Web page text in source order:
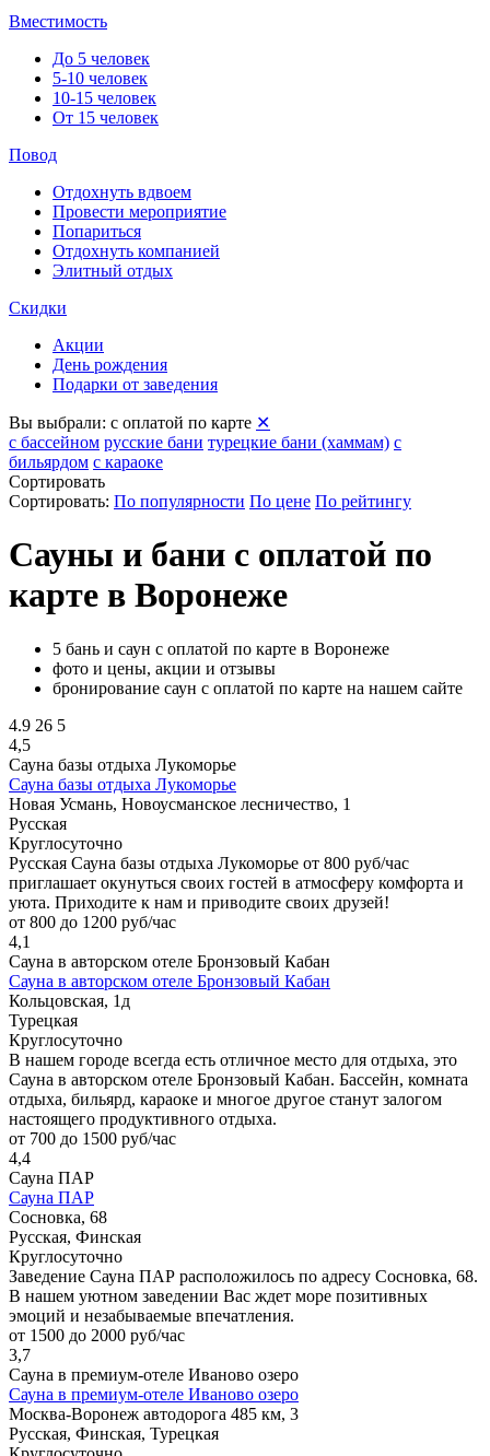
Вместимость
До 5 человек
5-10 человек
10-15 человек
От 15 человек
Повод
Отдохнуть вдвоем
Провести мероприятие
Попариться
Отдохнуть компанией
Элитный отдых
Скидки
Акции
День рождения
Подарки от заведения
Вы выбрали: с оплатой по карте ✕
с бассейном русские бани турецкие бани (хаммам) с
бильярдом с караоке
Сортировать
Сортировать: По популярности По цене По рейтингу
Сауны и бани с оплатой по
карте в Воронеже
5 бань и саун с оплатой по карте в Воронеже
фото и цены, акции и отзывы
бронирование саун с оплатой по карте на нашем сайте
4.9 26 5
4,5
Сауна базы отдыха Лукоморье
Сауна базы отдыха Лукоморье
Новая Усмань, Новоусманское лесничество, 1
Русская
Круглосуточно
Русская Сауна базы отдыха Лукоморье от 800 руб/час
приглашает окунуться своих гостей в атмосферу комфорта и
уюта. Приходите к нам и приводите своих друзей!
от 800 до 1200 руб/час
4,1
Сауна в авторском отеле Бронзовый Кабан
Сауна в авторском отеле Бронзовый Кабан
Кольцовская, 1д
Турецкая
Круглосуточно
В нашем городе всегда есть отличное место для отдыха, это
Сауна в авторском отеле Бронзовый Кабан. Бассейн, комната
отдыха, бильярд, караоке и многое другое станут залогом
настоящего продуктивного отдыха.
от 700 до 1500 руб/час
4,4
Сауна ПАР
Сауна ПАР
Сосновка, 68
Русская, Финская
Круглосуточно
Заведение Сауна ПАР расположилось по адресу Сосновка, 68.
В нашем уютном заведении Вас ждет море позитивных
эмоций и незабываемые впечатления.
от 1500 до 2000 руб/час
3,7
Сауна в премиум-отеле Иваново озеро
Сауна в премиум-отеле Иваново озеро
Москва-Воронеж автодорога 485 км, 3
Русская, Финская, Турецкая